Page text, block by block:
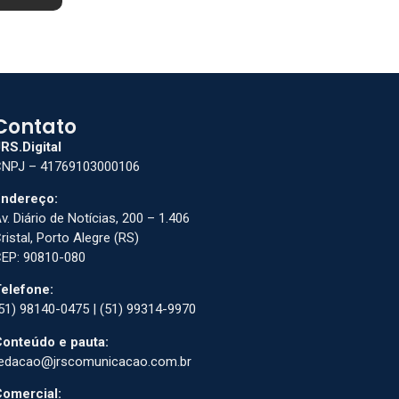
– 41769103000106
Diário de Notícias, 200 – 1.406
Porto Alegre (RS)
90810-080
98140-0475 | (51) 99314-9970
e pauta: